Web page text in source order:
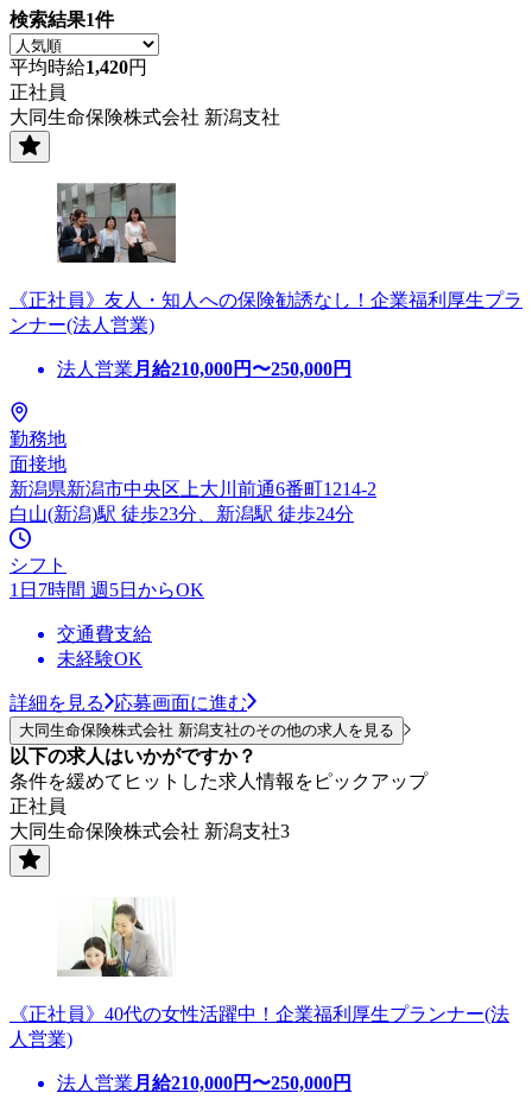
検索結果1件
平均時給1,420円
正社員
大同生命保険株式会社 新潟支社
《正社員》友人・知人への保険勧誘なし！企業福利厚生プラ
ンナー(法人営業)
法人営業 月給210,000円〜250,000円
勤務地
面接地
新潟県新潟市中央区上大川前通6番町1214-2
白山(新潟)駅 徒歩23分、新潟駅 徒歩24分
シフト
1日7時間 週5日からOK
交通費支給
未経験OK
詳細を見る 応募画面に進む
大同生命保険株式会社 新潟支社のその他の求人を見る
以下の求人はいかがですか？
条件を緩めてヒットした求人情報をピックアップ
正社員
大同生命保険株式会社 新潟支社3
《正社員》40代の女性活躍中！企業福利厚生プランナー(法
人営業)
法人営業 月給210,000円〜250,000円